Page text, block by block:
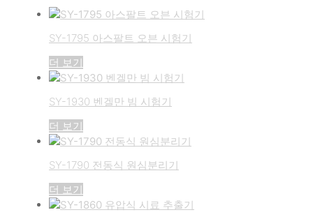
SY-1795 아스팔트 오븐 시험기
더 보기
SY-1930 벤겔만 빔 시험기
더 보기
SY-1790 전동식 원심분리기
더 보기